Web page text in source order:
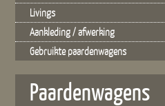
Livings
Aankleding / afwerking
Gebruikte paardenwagens
Paardenwagens